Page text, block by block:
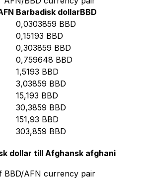
Barbadisk dollarBBD
0,0303859 BBD
0,15193 BBD
0,303859 BBD
0,759648 BBD
1,5193 BBD
3,03859 BBD
15,193 BBD
30,3859 BBD
151,93 BBD
303,859 BBD
dollar till Afghansk afghani
BBD/AFN currency pair